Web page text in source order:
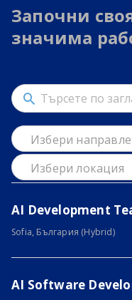
Започни
значима
Избери
Избери локация
AI Development
Sofia, България (Hybrid)
AI Software